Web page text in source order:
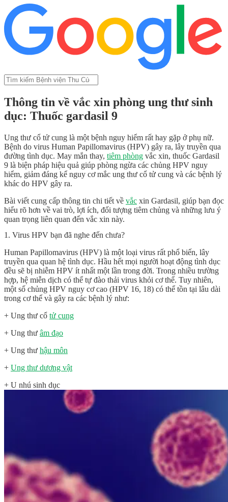
Thông tin về vắc xin phòng ung thư sinh
dục: Thuốc gardasil 9
Ung thư cổ tử cung là một bệnh nguy hiểm rất hay gặp ở phụ nữ.
Bệnh do virus Human Papillomavirus (HPV) gây ra, lây truyền qua
đường tình dục. May mắn thay, tiêm phòng vắc xin, thuốc Gardasil
9 là biện pháp hiệu quả giúp phòng ngừa các chủng HPV nguy
hiểm, giảm đáng kể nguy cơ mắc ung thư cổ tử cung và các bệnh lý
khác do HPV gây ra.
Bài viết cung cấp thông tin chi tiết về vắc xin Gardasil, giúp bạn đọc
hiểu rõ hơn về vai trò, lợi ích, đối tượng tiêm chủng và những lưu ý
quan trọng liên quan đến vắc xin này.
1. Virus HPV bạn đã nghe đến chưa?
Human Papillomavirus (HPV) là một loại virus rất phổ biến, lây
truyền qua quan hệ tình dục. Hầu hết mọi người hoạt động tình dục
đều sẽ bị nhiễm HPV ít nhất một lần trong đời. Trong nhiều trường
hợp, hệ miễn dịch có thể tự đào thải virus khỏi cơ thể. Tuy nhiên,
một số chủng HPV nguy cơ cao (HPV 16, 18) có thể tồn tại lâu dài
trong cơ thể và gây ra các bệnh lý như:
+ Ung thư cổ tử cung
+ Ung thư âm đạo
+ Ung thư hậu môn
+ Ung thư dương vật
+ U nhú sinh dục